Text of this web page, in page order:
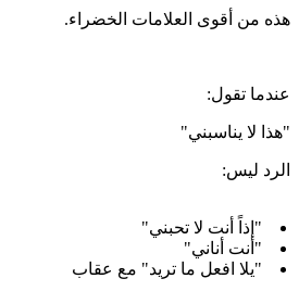
هذه من أقوى العلامات الخضراء.
عندما تقول:
"هذا لا يناسبني"
الرد ليس:
"إذاً أنت لا تحبني"
"أنت أناني"
"يلا افعل ما تريد" مع عقاب